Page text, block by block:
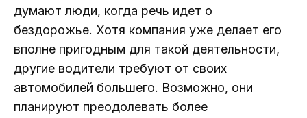
думают люди, когда речь идет о
бездорожье. Хотя компания уже делает его
вполне пригодным для такой деятельности,
другие водители требуют от своих
автомобилей большего. Возможно, они
планируют преодолевать более